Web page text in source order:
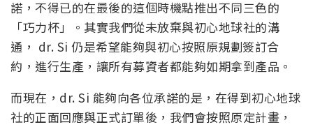
諾，不得已的在最後的這個時機點推出不同三色的
「巧力杯」。其實我們從未放棄與初心地球社的溝
通， dr. Si 仍是希望能夠與初心按照原規劃簽訂合
約，進行生產，讓所有募資者都能夠如期拿到產品。
而現在，dr. Si 能夠向各位承諾的是，在得到初心地球
社的正面回應與正式訂單後，我們會按照原定計畫，